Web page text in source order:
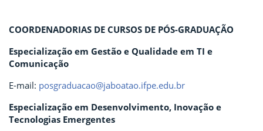
COORDENADORIAS DE CURSOS DE PÓS-GRADUAÇÃO
Especialização em Gestão e Qualidade em TI e
Comunicação
E-mail: posgraduacao@jaboatao.ifpe.edu.br
Especialização em Desenvolvimento, Inovação e
Tecnologias Emergentes